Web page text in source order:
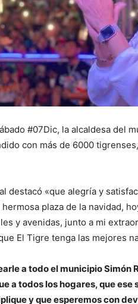
#07Dic, la alcaldesa del
con más de 6000
destacó «que alegría y
plaza de la navidad,
y avenidas, junto a mi
El Tigre tenga las mejores
a todo el municipio Simón
a todos los hogares, que
y que esperemos con